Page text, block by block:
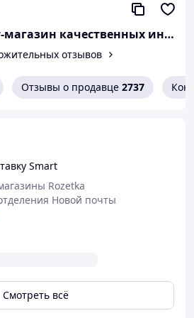
прибл. 27 см.
и экокожа
структурой,
Интернет-магазин качественных инструментов ''VERFO''
отзывов
Отзывы о продавце 2737
Smart
Rozetka
Новой почты
Смотреть всё